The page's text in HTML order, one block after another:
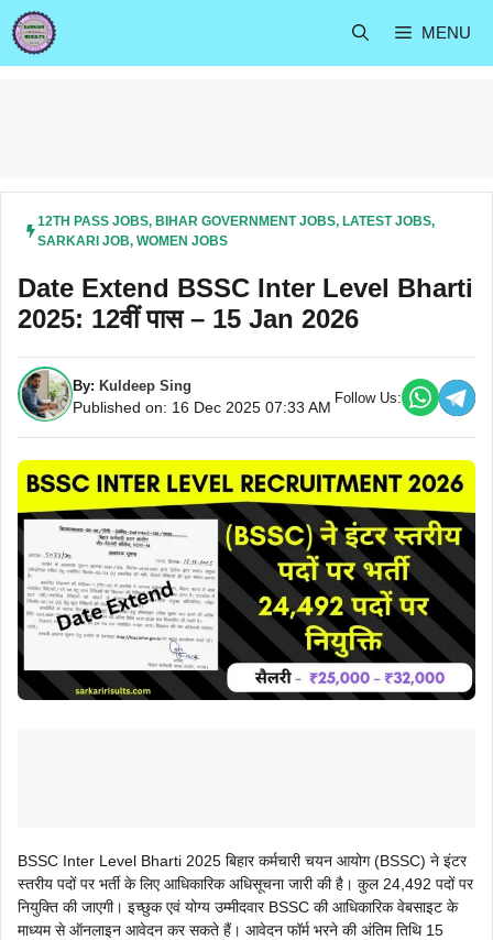
Skip
to
content
MENU
12TH PASS JOBS, BIHAR GOVERNMENT JOBS, LATEST JOBS,
SARKARI JOB, WOMEN JOBS
Date Extend BSSC Inter Level Bharti
2025: 12वीं पास – 15 Jan 2026
By: Kuldeep Sing
Published on: 16 Dec 2025 07:33 AM
Follow Us:
BSSC Inter Level Bharti 2025 बिहार कर्मचारी चयन आयोग (BSSC) ने इंटर
स्तरीय पदों पर भर्ती के लिए आधिकारिक अधिसूचना जारी की है। कुल 24,492 पदों पर
नियुक्ति की जाएगी। इच्छुक एवं योग्य उम्मीदवार BSSC की आधिकारिक वेबसाइट के
माध्यम से ऑनलाइन आवेदन कर सकते हैं। आवेदन फॉर्म भरने की अंतिम तिथि 15